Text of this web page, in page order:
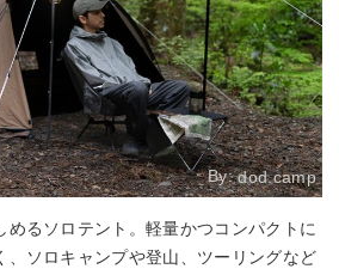
By:dod.camp
めるソロテント。軽量かつコンパクトに
、ソロキャンプや登山、ツーリングなど